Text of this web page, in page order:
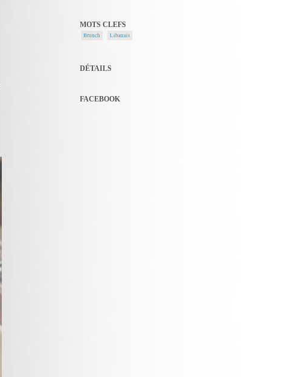
MOTS CLEFS
Brunch Libanais
DÉTAILS
FACEBOOK